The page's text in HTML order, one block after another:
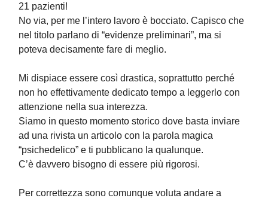
21 pazienti!
No via, per me l’intero lavoro è bocciato. Capisco che
nel titolo parlano di “evidenze preliminari”, ma si
poteva decisamente fare di meglio.
Mi dispiace essere così drastica, soprattutto perché
non ho effettivamente dedicato tempo a leggerlo con
attenzione nella sua interezza.
Siamo in questo momento storico dove basta inviare
ad una rivista un articolo con la parola magica
“psichedelico” e ti pubblicano la qualunque.
C’è davvero bisogno di essere più rigorosi.
Per correttezza sono comunque voluta andare a